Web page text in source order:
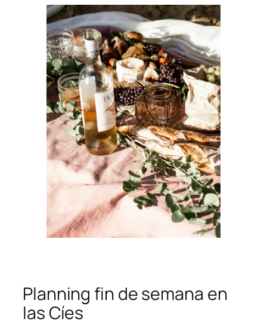
Planning fin de semana en
las Cíes